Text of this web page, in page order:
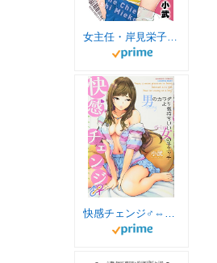
女主任・岸見栄子（３） (バンブーコミックス)